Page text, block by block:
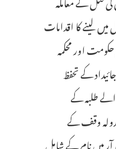
لینے کا اقدامات
اور محکمہ
کے تحفظ
طلبہ کے
وقف کے
میں نام کے شامل